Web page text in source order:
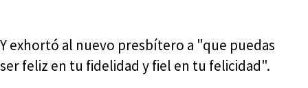
Y exhortó al nuevo presbítero a "que puedas
ser feliz en tu fidelidad y fiel en tu felicidad".